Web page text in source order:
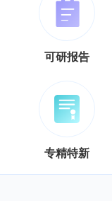
可研报告
专精特新